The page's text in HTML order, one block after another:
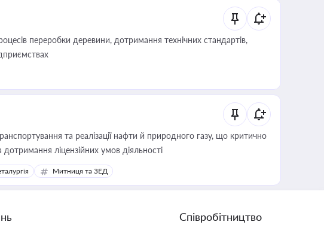
переробки деревини, дотримання технічних стандартів,
та реалізації нафти й природного газу, що критично
ліцензійних умов діяльності
Митниця та ЗЕД
Співробітництво